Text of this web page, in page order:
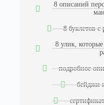
8 описаний
8 буклетов
8 улик,
подробное
бейджи